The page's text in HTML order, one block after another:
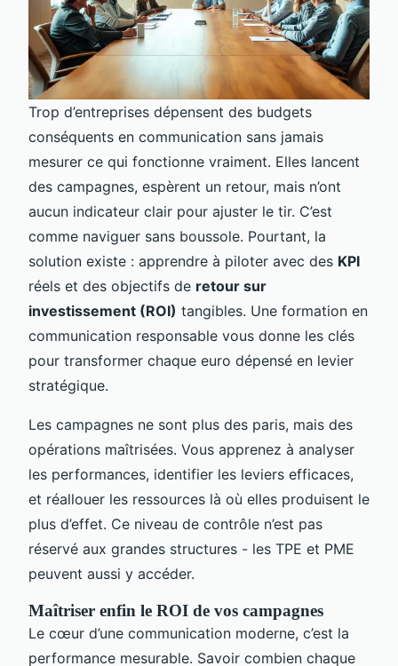
Trop d’entreprises dépensent des budgets
conséquents en communication sans jamais
mesurer ce qui fonctionne vraiment. Elles lancent
des campagnes, espèrent un retour, mais n’ont
aucun indicateur clair pour ajuster le tir. C’est
comme naviguer sans boussole. Pourtant, la
solution existe : apprendre à piloter avec des KPI
réels et des objectifs de retour sur
investissement (ROI) tangibles. Une formation en
communication responsable vous donne les clés
pour transformer chaque euro dépensé en levier
stratégique.
Les campagnes ne sont plus des paris, mais des
opérations maîtrisées. Vous apprenez à analyser
les performances, identifier les leviers efficaces,
et réallouer les ressources là où elles produisent le
plus d’effet. Ce niveau de contrôle n’est pas
réservé aux grandes structures - les TPE et PME
peuvent aussi y accéder.
Maîtriser enfin le ROI de vos campagnes
Le cœur d’une communication moderne, c’est la
performance mesurable. Savoir combien chaque